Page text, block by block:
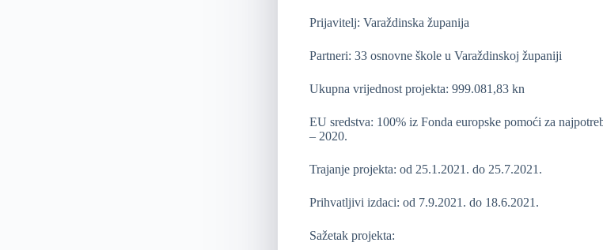
Prijavitelj: Varaždinska županija
Partneri: 33 osnovne škole u Varaždinskoj županiji
Ukupna vrijednost projekta: 999.081,83 kn
EU sredstva: 100% iz Fonda europske pomoći za
– 2020.
Trajanje projekta: od 25.1.2021. do 25.7.2021.
Prihvatljivi izdaci: od 7.9.2021. do 18.6.2021.
Sažetak projekta: